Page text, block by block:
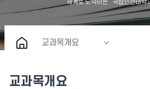
교과목개요
교과목개요